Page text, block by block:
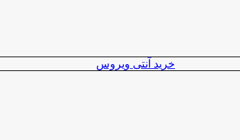
خرید آنتی ویروس